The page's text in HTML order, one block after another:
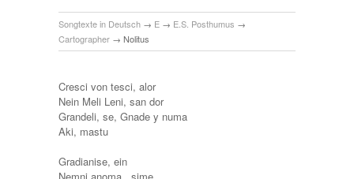
Songtexte in Deutsch → E → E.S. Posthumus →
Cartographer → Nolitus
Cresci von tesci, alor
Nein Meli Leni, san dor
Grandeli, se, Gnade y numa
Aki, mastu
Gradianise, ein